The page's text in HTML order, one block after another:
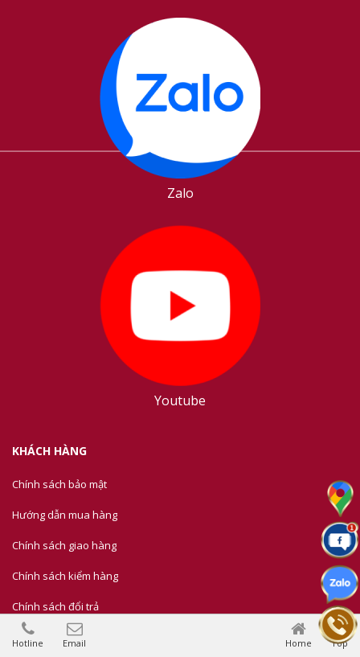
Hotline Email Home Top
Zalo
Youtube
KHÁCH HÀNG
Chính sách bảo mật
Hướng dẫn mua hàng
Chính sách giao hàng
Chính sách kiểm hàng
Chính sách đổi trả
Phương thức thanh toán